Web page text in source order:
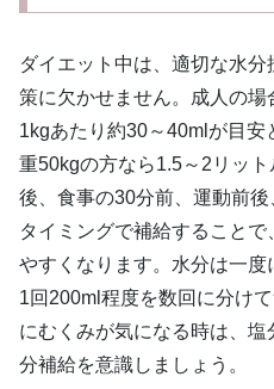
ダイエット中は、適切な水
策に欠かせません。成人の
1kgあたり約30～40mlが目
重50kgの方なら1.5～2リッ
後、食事の30分前、運動前
タイミングで補給すること
やすくなります。水分は一度
1回200ml程度を数回に分け
にむくみが気になる時は、
分補給を意識しましょう。